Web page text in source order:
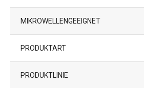
MIKROWELLENGEEIGNET
PRODUKTART
PRODUKTLINIE